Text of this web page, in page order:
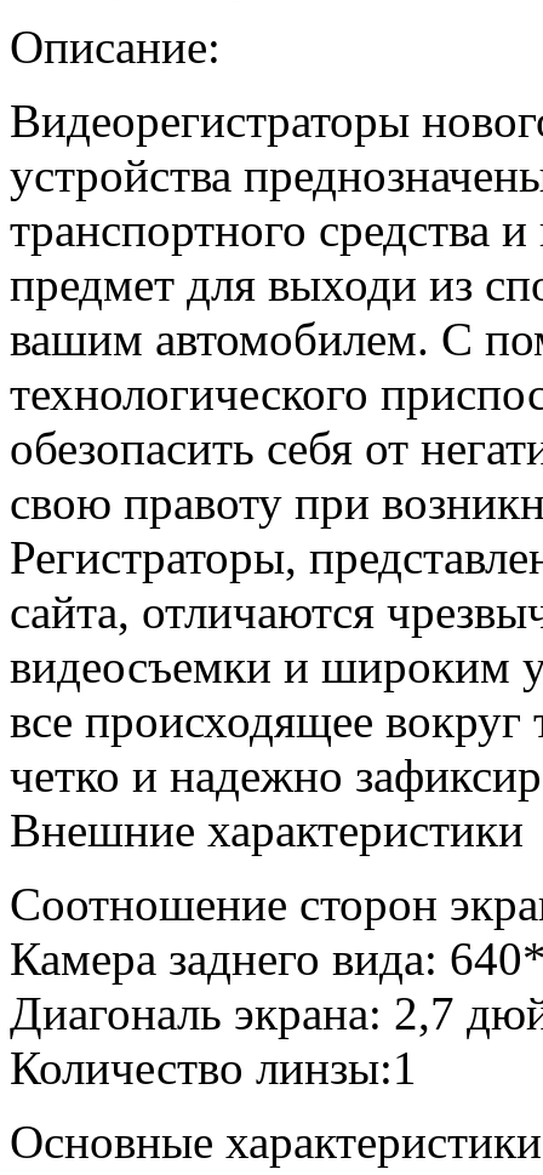
Описание:
Видеорегистраторы
устройства
транспортного средства
предмет для выходи из
вашим автомобилем. С
технологического
обезопасить себя от
свою правоту при
Регистраторы,
сайта, отличаются
видеосъемки и широким
все происходящее вокруг
четко и надежно
Внешние характеристики
Соотношение сторон
Камера заднего вида:
Диагональ экрана: 2,7
Количество линзы:1
Основные характеристики